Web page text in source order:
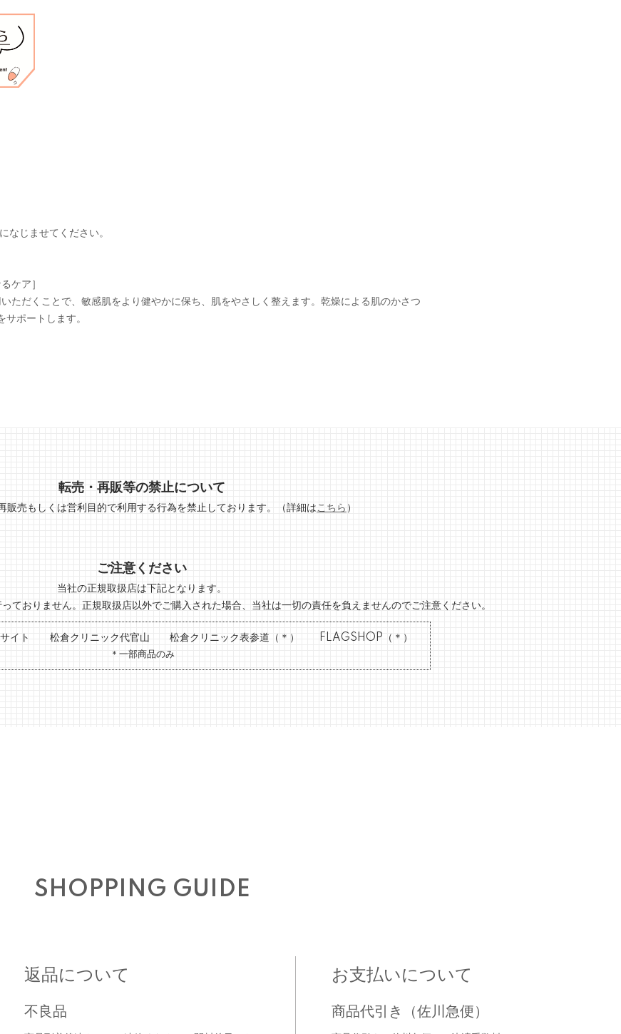
なじませてください。
ケア］
いただくことで、敏感肌をより健やかに保ち、肌をやさしく整えます。乾燥による肌のかさつ
ポートします。
転売・再販等の禁止について
販売もしくは営利目的で利用する行為を禁止しております。 （詳細はこちら ）
ご注意ください
当社の正規取扱店は下記となります。
ておりません。正規取扱店以外でご購入された場合、当社は一切の責任を負えませんのでご注意ください。
イト 松倉クリニック代官山 松倉クリニック表参道（＊） FLAGSHOP（＊）
＊一部商品のみ
SHOPPING GUIDE
返品について
不良品
お支払いについて
商品代引き（佐川急便）